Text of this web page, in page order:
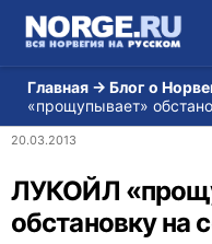
Главная → Блог о
«прощупывает»
20.03.2013
ЛУКОЙЛ
обстановку на